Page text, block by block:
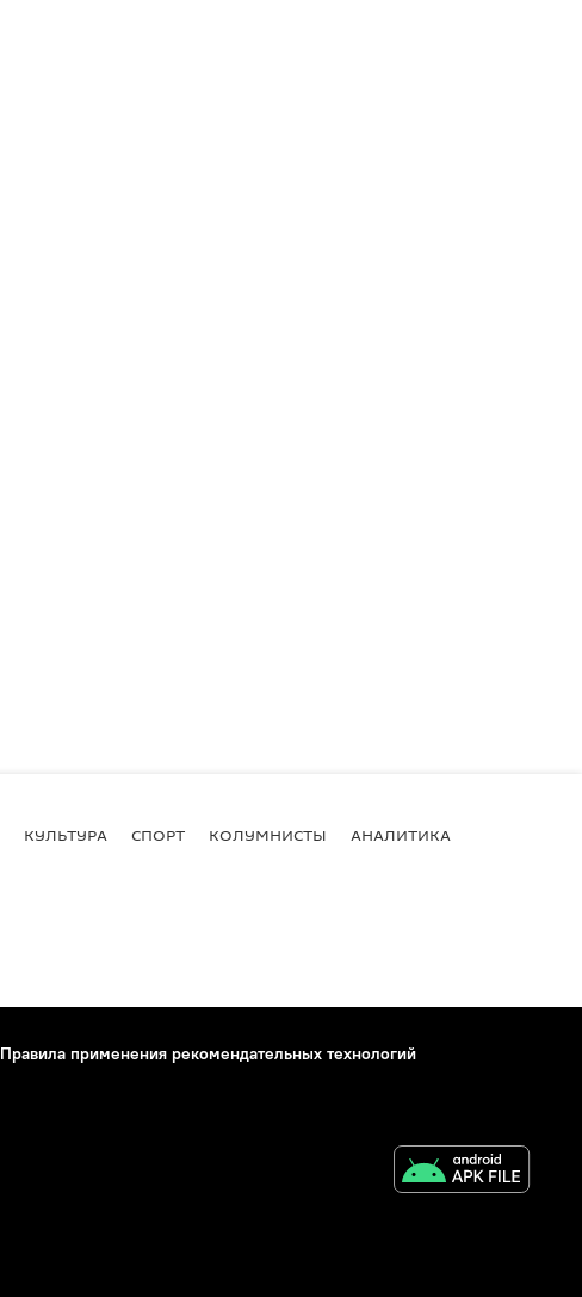
КУЛЬТУРА СПОРТ КОЛУМНИСТЫ АНАЛИТИКА
Правила применения рекомендательных технологий